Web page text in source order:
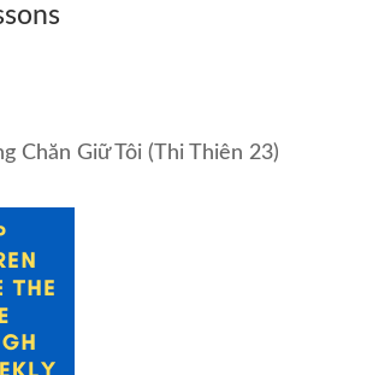
Chăn Giữ Tôi (Thi Thiên 23)